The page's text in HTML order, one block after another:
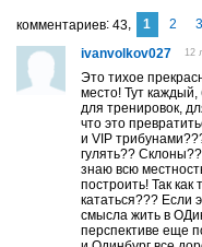
комментариев 43 1 2
3
ivanvolkov027
12
Это тихое
место! Тут
для тренировок,
что это
и VIP
гулять??
знаю всю
построить! Так
кататься??? Если
смысла жить в
перспективе еще